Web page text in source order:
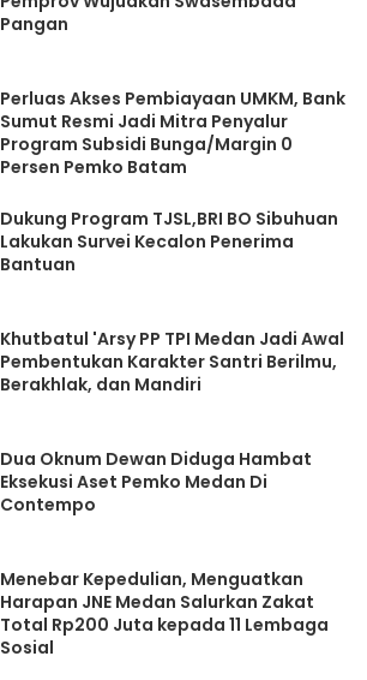
Pangan
Perluas Akses Pembiayaan UMKM, Bank
Sumut Resmi Jadi Mitra Penyalur
Program Subsidi Bunga/Margin 0
Persen Pemko Batam
Dukung Program TJSL,BRI BO Sibuhuan
Lakukan Survei Kecalon Penerima
Bantuan
Khutbatul 'Arsy PP TPI Medan Jadi Awal
Pembentukan Karakter Santri Berilmu,
Berakhlak, dan Mandiri
Dua Oknum Dewan Diduga Hambat
Eksekusi Aset Pemko Medan Di
Contempo
Menebar Kepedulian, Menguatkan
Harapan JNE Medan Salurkan Zakat
Total Rp200 Juta kepada 11 Lembaga
Sosial